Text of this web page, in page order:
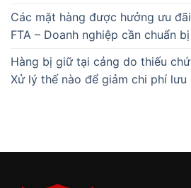
Các mặt hàng được hưởng ưu
FTA – Doanh nghiệp cần chuẩn
Hàng bị giữ tại cảng do thiếu
Xử lý thế nào để giảm chi phí lưu